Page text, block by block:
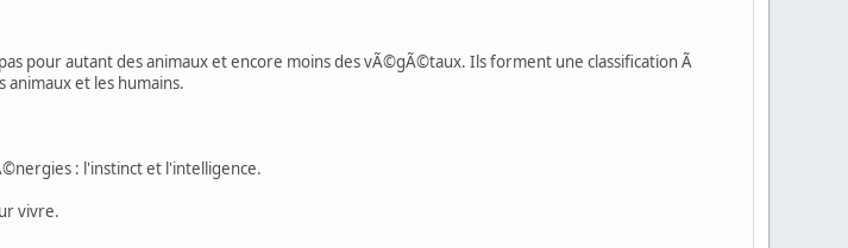
pour autant des animaux et encore moins des vÃ©gÃ©taux. Ils forment une classification Ã
et les humains.
: l'instinct et l'intelligence.
vivre.